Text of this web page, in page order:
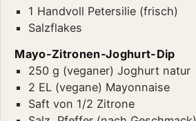
1 Handvoll Petersilie (frisch)
Salzflakes
Mayo-Zitronen-Joghurt-Dip
250 g (veganer) Joghurt natur
2 EL (vegane) Mayonnaise
Saft von 1/2 Zitrone